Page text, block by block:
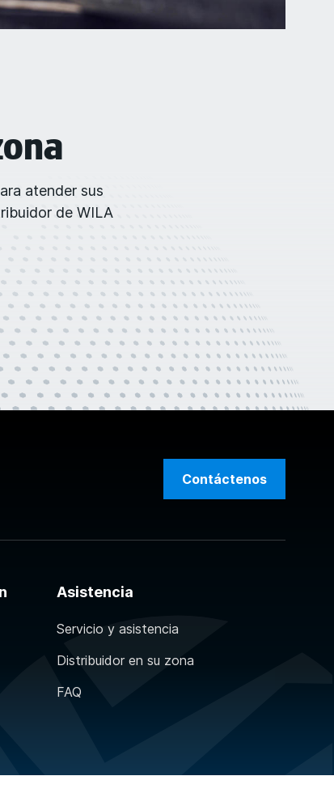
atender sus
de WILA
Contáctenos
Asistencia
Servicio y asistencia
Distribuidor en su zona
FAQ